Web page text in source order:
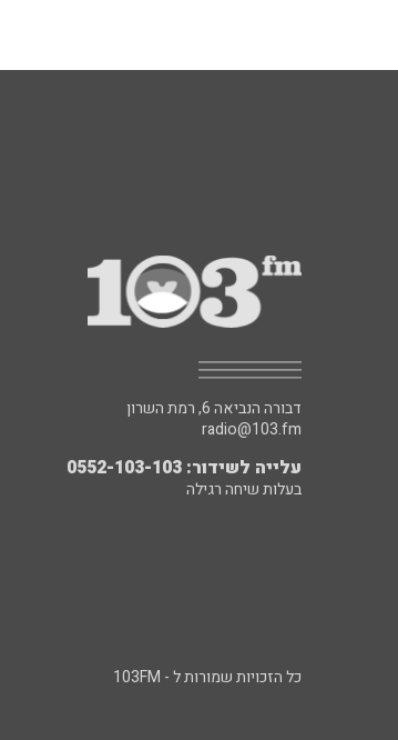
דבורה הנביאה 6, רמת השרון
radio@103.fm
עלייה לשידור: 0552-103-103
בעלות שיחה רגילה
כל הזכויות שמורות ל - 103FM